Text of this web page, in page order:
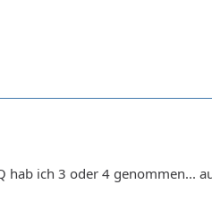
ich 3 oder 4 genommen...